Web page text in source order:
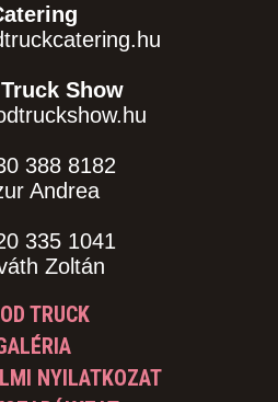
Show
388 8182
Andrea
335 1041
Zoltán
TRUCK
NYILATKOZAT